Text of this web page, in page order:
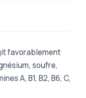
favorablement
soufre,
A, B1, B2, B6, C,